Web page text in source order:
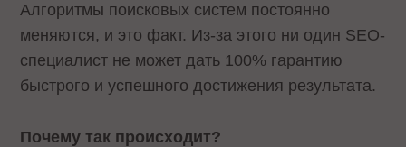
Алгоритмы поисковых систем постоянно
меняются, и это факт. Из-за этого ни один SEO-
специалист не может дать 100% гарантию
быстрого и успешного достижения результата.
Почему так происходит?